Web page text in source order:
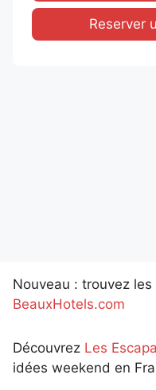
Reserver
Nouveau : trouvez
BeauxHotels.com
Découvrez Les
idées weekend en